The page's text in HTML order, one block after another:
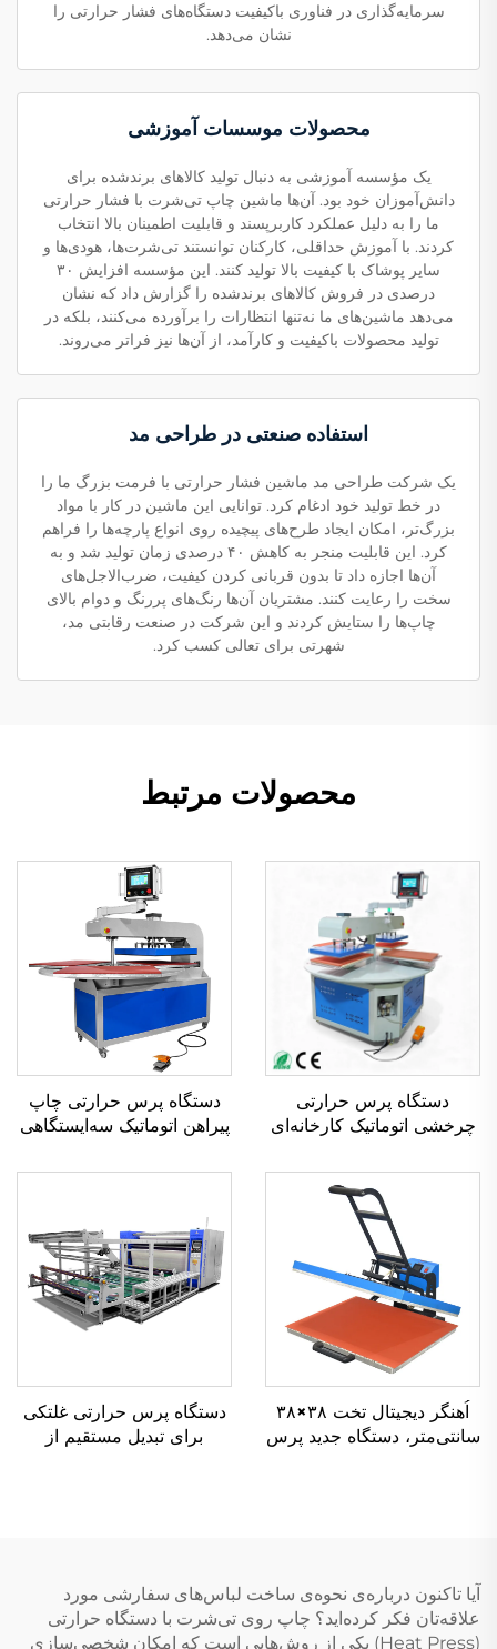
سرمایه‌گذاری در فناوری باکیفیت دستگاه‌های فشار حرارتی را
نشان می‌دهد.
محصولات موسسات آموزشی
یک مؤسسه آموزشی به دنبال تولید کالاهای برندشده برای
دانش‌آموزان خود بود. آن‌ها ماشین چاپ تی‌شرت با فشار حرارتی
ما را به دلیل عملکرد کاربرپسند و قابلیت اطمینان بالا انتخاب
کردند. با آموزش حداقلی، کارکنان توانستند تی‌شرت‌ها، هودی‌ها و
سایر پوشاک با کیفیت بالا تولید کنند. این مؤسسه افزایش ۳۰
درصدی در فروش کالاهای برندشده را گزارش داد که نشان
می‌دهد ماشین‌های ما نه‌تنها انتظارات را برآورده می‌کنند، بلکه در
تولید محصولات باکیفیت و کارآمد، از آن‌ها نیز فراتر می‌روند.
استفاده صنعتی در طراحی مد
یک شرکت طراحی مد ماشین فشار حرارتی با فرمت بزرگ ما را
در خط تولید خود ادغام کرد. توانایی این ماشین در کار با مواد
بزرگ‌تر، امکان ایجاد طرح‌های پیچیده روی انواع پارچه‌ها را فراهم
کرد. این قابلیت منجر به کاهش ۴۰ درصدی زمان تولید شد و به
آن‌ها اجازه داد تا بدون قربانی کردن کیفیت، ضرب‌الاجل‌های
سخت را رعایت کنند. مشتریان آن‌ها رنگ‌های پررنگ و دوام بالای
چاپ‌ها را ستایش کردند و این شرکت در صنعت رقابتی مد،
شهرتی برای تعالی کسب کرد.
محصولات مرتبط
دستگاه پرس حرارتی
چرخشی اتوماتیک کارخانه‌ای
۴۰×۶۰ سانتی‌متر، دستگاه
انتقال حرارتی پنوماتیک برای
صنایع پوشاک و پیراهن‌ها
دستگاه پرس حرارتی چاپ
پیراهن اتوماتیک سه‌ایستگاهی
انتقال حرارتی پنوماتیک،
اُهنگر دیجیتال تخت ۳۸×۳۸
سانتی‌متر، دستگاه جدید پرس
دستگاه پرس حرارتی غلتکی
برای تبدیل مستقیم از
آیا تاکنون درباره‌ی نحوه‌ی ساخت لباس‌های سفارشی مورد
علاقه‌تان فکر کرده‌اید؟ چاپ روی تی‌شرت با دستگاه حرارتی
(Heat Press) یکی از روش‌هایی است که امکان شخصی‌سازی